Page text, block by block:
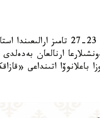
استانا. قازاقپارات - 2026-
باعلانوۆا اتىنداعى